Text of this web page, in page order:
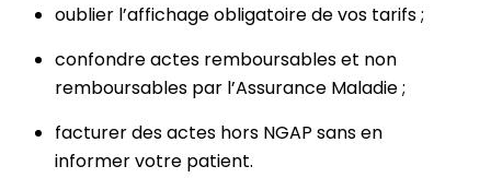
oublier l’affichage obligatoire de vos tarifs ;
confondre actes remboursables et non
remboursables par l’Assurance Maladie ;
facturer des actes hors NGAP sans en
informer votre patient.